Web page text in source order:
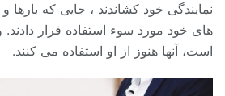
نمایندگی خود کشاندند ، جایی که بارها و
های خود مورد سوء استفاده قرار دادند.
است، آنها هنوز از او استفاده می کنند.